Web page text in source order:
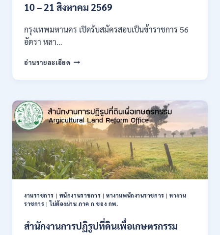
23,290
สมัคร
ONLINE
26
10 – 21 สิงหาคม 2569
กรุงเทพมหานคร เปิดรับสมัครสอบเป็นข้าราชการ 56
อัตรา หลา…
อ่านรายละเอียด กรุงเทพมหานคร
รับ
สอบ
เป็น
ข้าราชการ
56
อัตรา
หลาย
ตำแหน่ง
/
ปวช.
ป.ตรี
หลาย
/
งานราชการ | พนักงานราชการ |หางานพนักงานราชการ |หางาน
ราชการ |ไม่ต้องผ่าน ภาค ก ของ กพ.
สำนักงานการปฏิรูปที่ดินเพื่อเกษตรกรรม